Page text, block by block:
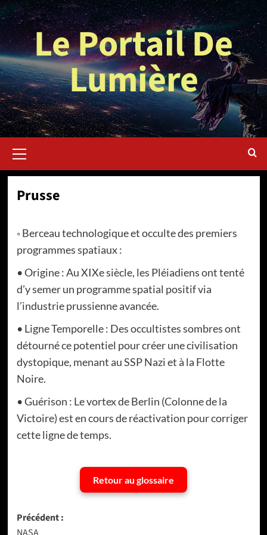
Aller
au
contenuLe Portail De
Lumière
principal
Prusse
◦ Berceau technologique et occulte des premiers
programmes spatiaux :
• Origine : Au XIXe siècle, les Pléiadiens ont tenté
d’y semer un programme spatial positif via
l’industrie prussienne avancée.
• Ligne Temporelle : Des occultistes sombres ont
détourné ce potentiel pour créer une civilisation
dystopique, menant au SSP Nazi et à la Flotte
Noire.
• Guérison : Le vortex de Berlin (Colonne de la
Victoire) est en cours de réactivation pour corriger
cette ligne de temps.
Retour au glossaire
Navigation
Précédent :